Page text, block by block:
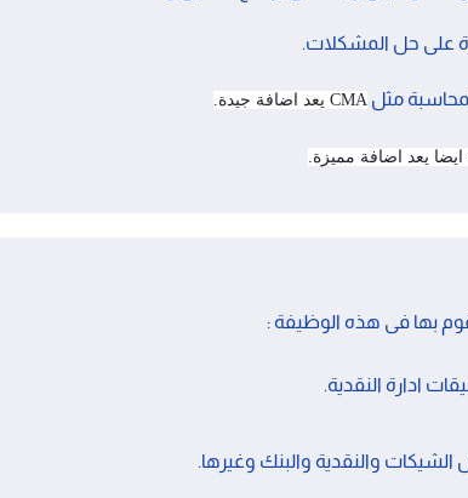
على حل المشكلات.
مثل CMA يعد اضافة جيدة.
ايضا يعد اضافة مميزة.
بها فى هذه الوظيفة :
ادارة النقدية.
الشيكات والنقدية والبنك وغيرها.